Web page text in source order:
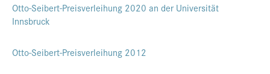
Otto-Seibert-Preisverleihung 2020 an der Universität
Innsbruck
Otto-Seibert-Preisverleihung 2012